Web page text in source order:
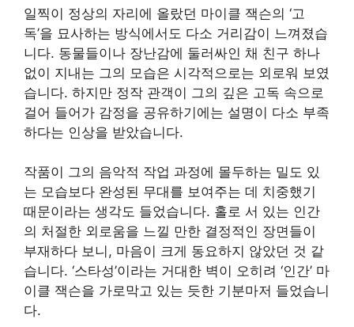
일찍이 정상의 자리에 올랐던 마이클 잭슨의 ‘고
독’을 묘사하는 방식에서도 다소 거리감이 느껴졌습
니다. 동물들이나 장난감에 둘러싸인 채 친구 하나
없이 지내는 그의 모습은 시각적으로는 외로워 보였
습니다. 하지만 정작 관객이 그의 깊은 고독 속으로
걸어 들어가 감정을 공유하기에는 설명이 다소 부족
하다는 인상을 받았습니다.
작품이 그의 음악적 작업 과정에 몰두하는 밀도 있
는 모습보다 완성된 무대를 보여주는 데 치중했기
때문이라는 생각도 들었습니다. 홀로 서 있는 인간
의 처절한 외로움을 느낄 만한 결정적인 장면들이
부재하다 보니, 마음이 크게 동요하지 않았던 것 같
습니다. ‘스타성’이라는 거대한 벽이 오히려 ‘인간’ 마
이클 잭슨을 가로막고 있는 듯한 기분마저 들었습니
다.